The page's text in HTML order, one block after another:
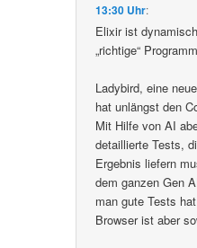
13:30 Uhr:
Elixir ist
„richtige“
Ladybird, eine
hat unlängst den
Mit Hilfe von AI
detaillierte Tests,
Ergebnis liefern
dem ganzen Gen
man gute Tests
Browser ist aber